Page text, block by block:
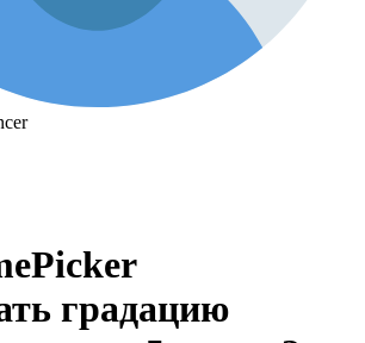
градацию